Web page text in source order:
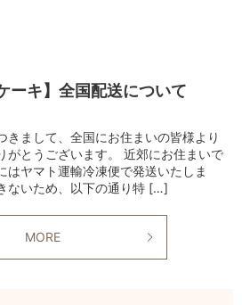
ーキ】全国配送について
きまして、全国にお住まいの皆様より
がとうございます。 近郊にお住まいで
はヤマト運輸冷凍便で発送いたしま
ないため、以下の通り特 […]
MORE